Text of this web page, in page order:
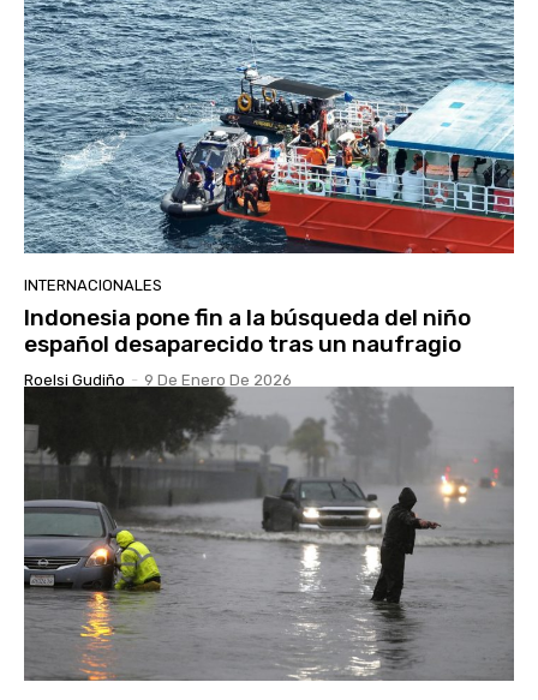
INTERNACIONALES
Indonesia pone fin a la búsqueda del niño
español desaparecido tras un naufragio
Roelsi Gudiño - 9 De Enero De 2026